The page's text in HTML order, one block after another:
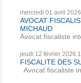
mercredi 01 avril 2026
AVOCAT
MICHAUD
Avocat fiscaliste
jeudi 12 février 2026
FISCALITE DES
Avocat fiscaliste